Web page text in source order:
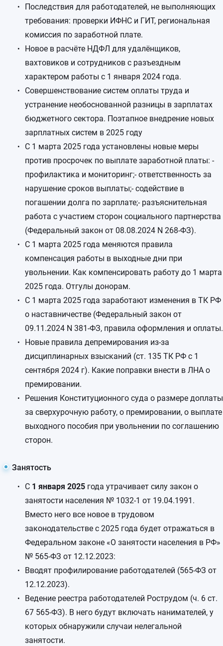
Последствия для работодателей, не выполняющих
требования: проверки ИФНС и ГИТ, региональная
комиссия по заработной плате.
Новое в расчёте НДФЛ для удалёнщиков,
вахтовиков и сотрудников с разъездным
характером работы с 1 января 2024 года.
Совершенствование систем оплаты труда и
устранение необоснованной разницы в зарплатах
бюджетного сектора. Поэтапное внедрение новых
зарплатных систем в 2025 году
С 1 марта 2025 года установлены новые меры
против просрочек по выплате заработной платы: -
профилактика и мониторинг;- ответственность за
нарушение сроков выплаты;- содействие в
погашении долга по зарплате;- разъяснительная
работа с участием сторон социального партнерства
(Федеральный закон от 08.08.2024 N 268-ФЗ).
С 1 марта 2025 года меняются правила
компенсация работы в выходные дни при
увольнении. Как компенсировать работу до 1 марта
2025 года. Отгулы донорам.
С 1 марта 2025 года заработают изменения в ТК РФ
о наставничестве (Федеральный закон от
09.11.2024 N 381-ФЗ, правила оформления и оплаты.
Новые правила депремирования из-за
дисциплинарных взысканий (ст. 135 ТК РФ с 1
сентября 2024 г). Какие поправки внести в ЛНА о
премировании.
Решения Конституционного суда о размере доплаты
за сверхурочную работу, о премировании, о выплате
выходного пособия при увольнении по соглашению
сторон.
Занятость
С 1 января 2025 года утрачивает силу закон о
занятости населения № 1032-1 от 19.04.1991.
Вместо него все новое в трудовом
законодательстве с 2025 года будет отражаться в
Федеральном законе «О занятости населения в РФ»
№ 565-ФЗ от 12.12.2023:
Вводят профилирование работодателей (565-ФЗ от
12.12.2023).
Ведение реестра работодателей Рострудом (ч. 6 ст.
67 565-ФЗ). В него будут включать нанимателей, у
которых обнаружили случаи нелегальной
занятости.